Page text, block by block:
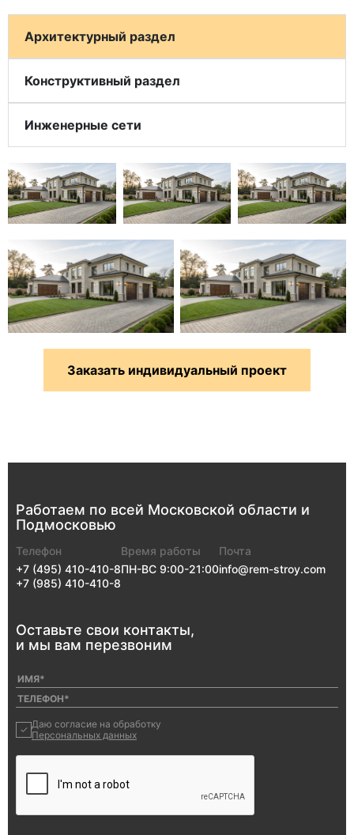
Архитектурный раздел
Конструктивный раздел
Инженерные сети
Заказать индивидуальный проект
Работаем по всей Московской области и
Подмосковью
Телефон
+7 (495) 410-410-8
+7 (985) 410-410-8
Почта
info@rem-stroy.com
Время работы
ПН-ВС 9:00-21:00
Оставьте свои контакты,
и мы вам перезвоним
Даю согласие на обработку
Персональных данных